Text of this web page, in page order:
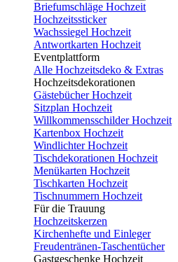
Briefumschläge Hochzeit
Hochzeitssticker
Wachssiegel Hochzeit
Antwortkarten Hochzeit
Eventplattform
Alle Hochzeitsdeko & Extras
Hochzeitsdekorationen
Gästebücher Hochzeit
Sitzplan Hochzeit
Willkommensschilder Hochzeit
Kartenbox Hochzeit
Windlichter Hochzeit
Tischdekorationen Hochzeit
Menükarten Hochzeit
Tischkarten Hochzeit
Tischnummern Hochzeit
Für die Trauung
Hochzeitskerzen
Kirchenhefte und Einleger
Freudentränen-Taschentücher
Gastgeschenke Hochzeit